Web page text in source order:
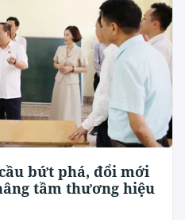
bứt phá, đổi mới
tầm thương hiệu